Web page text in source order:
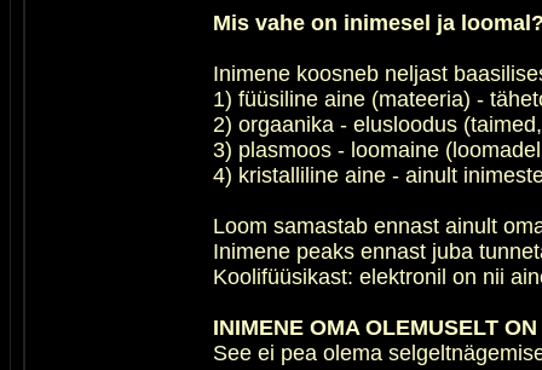
Mis vahe on inimesel ja
Inimene koosneb neljast
1) füüsiline aine (mateeria) -
2) orgaanika - elusloodus
3) plasmoos - loomaine
4) kristalliline aine - ainult
Loom samastab ennast ainult
Inimene peaks ennast juba
Koolifüüsikast: elektronil on nii
INIMENE OMA OLEMUSELT
See ei pea olema